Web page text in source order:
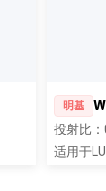
明基
投射比：
适用于